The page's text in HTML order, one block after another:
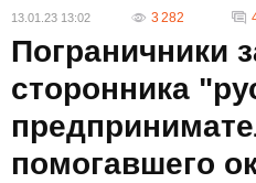
13.01.23 13:02 3 282
Пограничники
сторонника
помогавшего